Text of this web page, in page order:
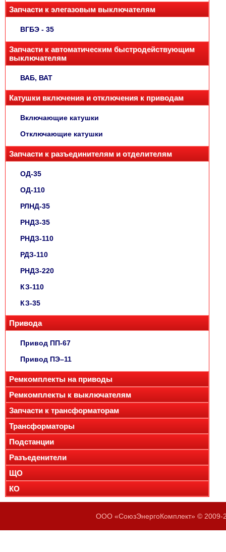
Запчасти к элегазовым выключателям
ВГБЭ - 35
Запчасти к автоматическим быстродействующим
выключателям
ВАБ, ВАТ
Катушки включения и отключения к приводам
Включающие катушки
Отключающие катушки
Запчасти к разъединителям и отделителям
ОД-35
ОД-110
РЛНД-35
РНДЗ-35
РНДЗ-110
РДЗ-110
РНДЗ-220
КЗ-110
КЗ-35
Привода
Привод ПП-67
Привод ПЭ–11
Ремкомплекты на приводы
Ремкомплекты к выключателям
Запчасти к трансформаторам
Трансформаторы
Подстанции
Разъеденители
ЩО
КО
ООО «СоюзЭнергоКомплект» © 2009-